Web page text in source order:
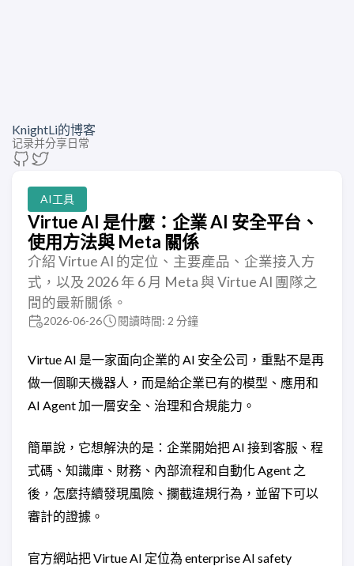
KnightLi的博客
记录并分享日常
AI工具
Virtue AI 是什麼：企業 AI 安全平台、
使用方法與 Meta 關係
介紹 Virtue AI 的定位、主要產品、企業接入方
式，以及 2026 年 6 月 Meta 與 Virtue AI 團隊之
間的最新關係。
2026-06-26 閱讀時間: 2 分鐘
Virtue AI 是一家面向企業的 AI 安全公司，重點不是再
做一個聊天機器人，而是給企業已有的模型、應用和
AI Agent 加一層安全、治理和合規能力。
簡單說，它想解決的是：企業開始把 AI 接到客服、程
式碼、知識庫、財務、內部流程和自動化 Agent 之
後，怎麼持續發現風險、攔截違規行為，並留下可以
審計的證據。
官方網站把 Virtue AI 定位為 enterprise AI safety